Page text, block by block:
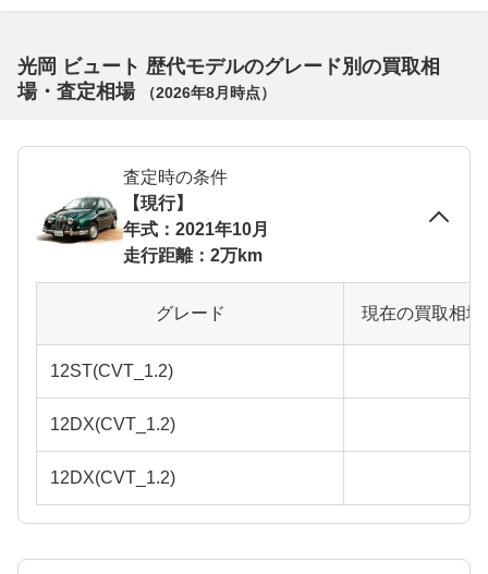
光岡 ビュート 歴代モデルのグレード別の買取相
場・査定相場
（2026年8月 時点）
査定時の条件
【現行】
年式：2021年10月
走行距離：2万km
グレード 現在の買取相
12ST(CVT_1.2)
12DX(CVT_1.2)
12DX(CVT_1.2)